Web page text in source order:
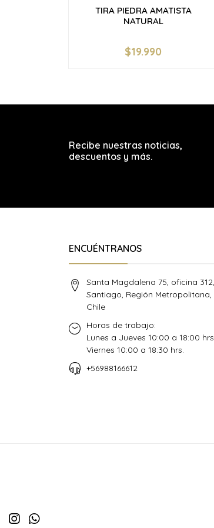
TIRA PIEDRA AMATISTA
NATURAL
+
$19.990
Recibe nuestras noticias,
descuentos y más.
ENCUÉNTRANOS
Santa Magdalena 75, oficina 312,
Santiago, Región Metropolitana,
Chile
Horas de trabajo:
Lunes a Jueves 10:00 a 18:00 hrs.
Viernes 10:00 a 18:30 hrs.
+56988166612